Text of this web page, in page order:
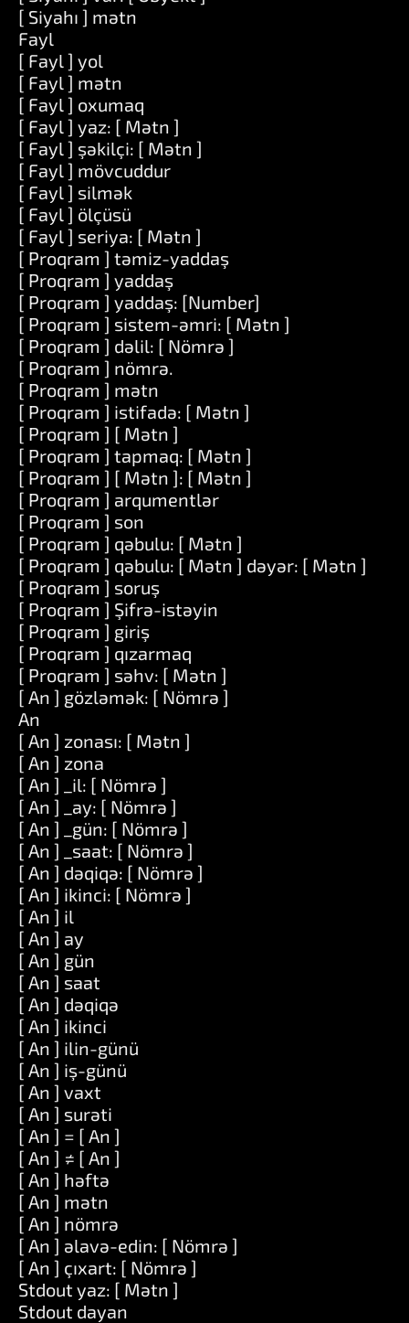
[ Siyahı ] mətn
Fayl
[ Fayl ] yol
[ Fayl ] mətn
[ Fayl ] oxumaq
[ Fayl ] yaz: [ Mətn ]
[ Fayl ] şəkilçi: [ Mətn ]
[ Fayl ] mövcuddur
[ Fayl ] silmək
[ Fayl ] ölçüsü
[ Fayl ] seriya: [ Mətn ]
[ Proqram ] təmiz-yaddaş
[ Proqram ] yaddaş
[ Proqram ] yaddaş: [Number]
[ Proqram ] sistem-əmri: [ Mətn ]
[ Proqram ] dəlil: [ Nömrə ]
[ Proqram ] nömrə.
[ Proqram ] mətn
[ Proqram ] istifadə: [ Mətn ]
[ Proqram ] [ Mətn ]
[ Proqram ] tapmaq: [ Mətn ]
[ Proqram ] [ Mətn ]: [ Mətn ]
[ Proqram ] arqumentlər
[ Proqram ] son
[ Proqram ] qəbulu: [ Mətn ]
[ Proqram ] qəbulu: [ Mətn ] dəyər: [ Mətn ]
[ Proqram ] soruş
[ Proqram ] Şifrə-istəyin
[ Proqram ] giriş
[ Proqram ] qızarmaq
[ Proqram ] səhv: [ Mətn ]
[ An ] gözləmək: [ Nömrə ]
An
[ An ] zonası: [ Mətn ]
[ An ] zona
[ An ] _il: [ Nömrə ]
[ An ] _ay: [ Nömrə ]
[ An ] _gün: [ Nömrə ]
[ An ] _saat: [ Nömrə ]
[ An ] dəqiqə: [ Nömrə ]
[ An ] ikinci: [ Nömrə ]
[ An ] il
[ An ] ay
[ An ] gün
[ An ] saat
[ An ] dəqiqə
[ An ] ikinci
[ An ] ilin-günü
[ An ] iş-günü
[ An ] vaxt
[ An ] surəti
[ An ] = [ An ]
[ An ] ≠ [ An ]
[ An ] həftə
[ An ] mətn
[ An ] nömrə
[ An ] əlavə-edin: [ Nömrə ]
[ An ] çıxart: [ Nömrə ]
Stdout yaz: [ Mətn ]
Stdout dayan